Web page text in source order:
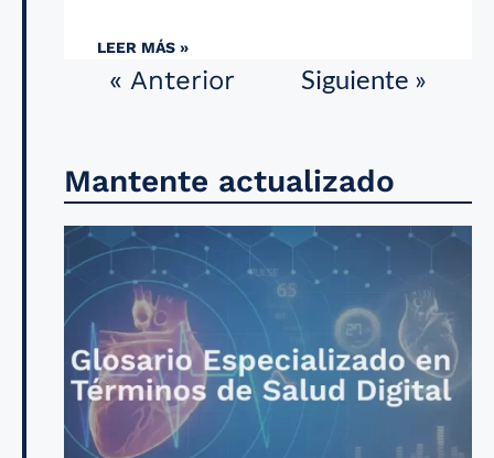
LEER MÁS »
« Anterior Siguiente »
Mantente actualizado